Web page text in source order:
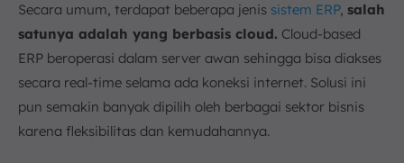
5. Contoh Fungsi ERP Berbasis Cloud
a. Manajemen Keuangan
b. Manajemen Rantai Pasokan
Secara umum, terdapat beberapa jenis sistem ERP, salah
satunya adalah yang berbasis cloud. Cloud-based
ERP beroperasi dalam server awan sehingga bisa diakses
secara real-time selama ada koneksi internet. Solusi ini
pun semakin banyak dipilih oleh berbagai sektor bisnis
karena fleksibilitas dan kemudahannya.